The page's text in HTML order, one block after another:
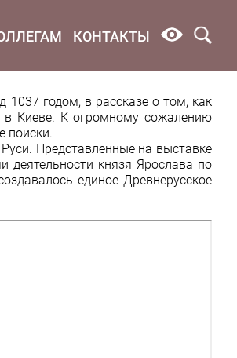
КОНТАКТЫ
1037 годом, в рассказе о том, как
в Киеве. К огромному сожалению
поиски.
Представленные на выставке
деятельности князя Ярослава по
единое Древнерусское